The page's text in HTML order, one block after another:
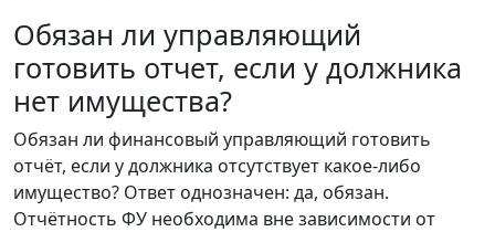
Обязан ли управляющий
готовить отчет, если у должника
нет имущества?
Обязан ли финансовый управляющий готовить
отчёт, если у должника отсутствует какое-либо
имущество? Ответ однозначен: да, обязан.
Отчётность ФУ необходима вне зависимости от